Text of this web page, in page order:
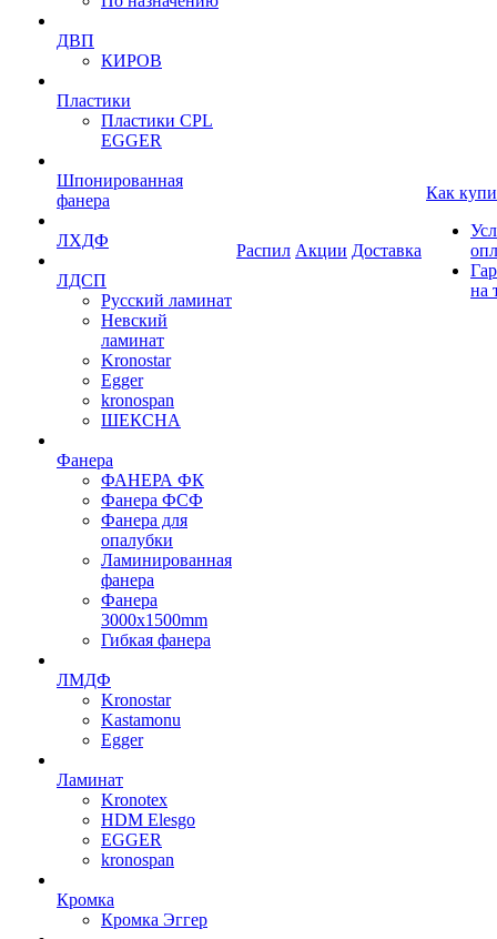
ДВП
КИРОВ
Пластики
Пластики CPL
EGGER
Шпонированная
фанера
ЛХДФ
ЛДСП
Русский ламинат
Невский
ламинат
Kronostar
Egger
kronospan
ШЕКСНА
Фанера
ФАНЕРА ФК
Фанера ФСФ
Фанера для
опалубки
Ламинированная
фанера
Фанера
3000х1500mm
Гибкая фанера
ЛМДФ
Kronostar
Kastamonu
Egger
Ламинат
Kronotex
HDM Elesgo
EGGER
kronospan
Кромка
Кромка Эггер
Распил Акции Доставка
Как
на